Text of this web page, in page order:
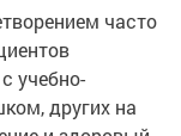
часто
учебно-
других на